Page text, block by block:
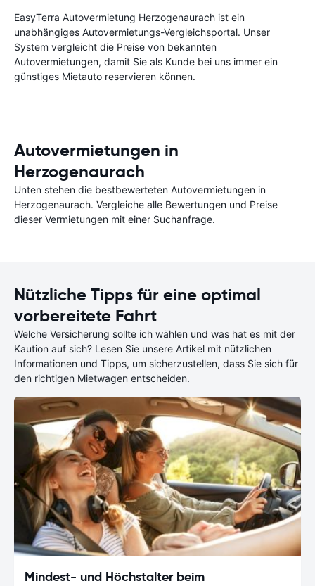
EasyTerra Autovermietung Herzogenaurach ist ein
unabhängiges Autovermietungs-Vergleichsportal. Unser
System vergleicht die Preise von bekannten
Autovermietungen, damit Sie als Kunde bei uns immer ein
günstiges Mietauto reservieren können.
Autovermietungen in
Herzogenaurach
Unten stehen die bestbewerteten Autovermietungen in
Herzogenaurach. Vergleiche alle Bewertungen und Preise
dieser Vermietungen mit einer Suchanfrage.
Nützliche Tipps für eine optimal
vorbereitete Fahrt
Welche Versicherung sollte ich wählen und was hat es mit der
Kaution auf sich? Lesen Sie unsere Artikel mit nützlichen
Informationen und Tipps, um sicherzustellen, dass Sie sich für
den richtigen Mietwagen entscheiden.
Mindest- und Höchstalter beim